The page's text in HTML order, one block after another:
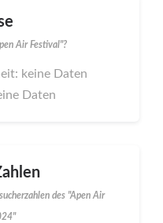
Air Festival"?
keine Daten
Daten
des "Apen Air